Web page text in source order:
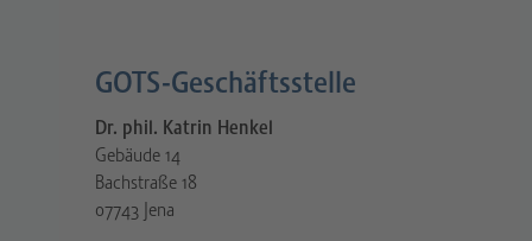
GOTS-Geschäftsstelle
Dr. phil. Katrin Henkel
Gebäude 14
Bachstraße 18
07743 Jena